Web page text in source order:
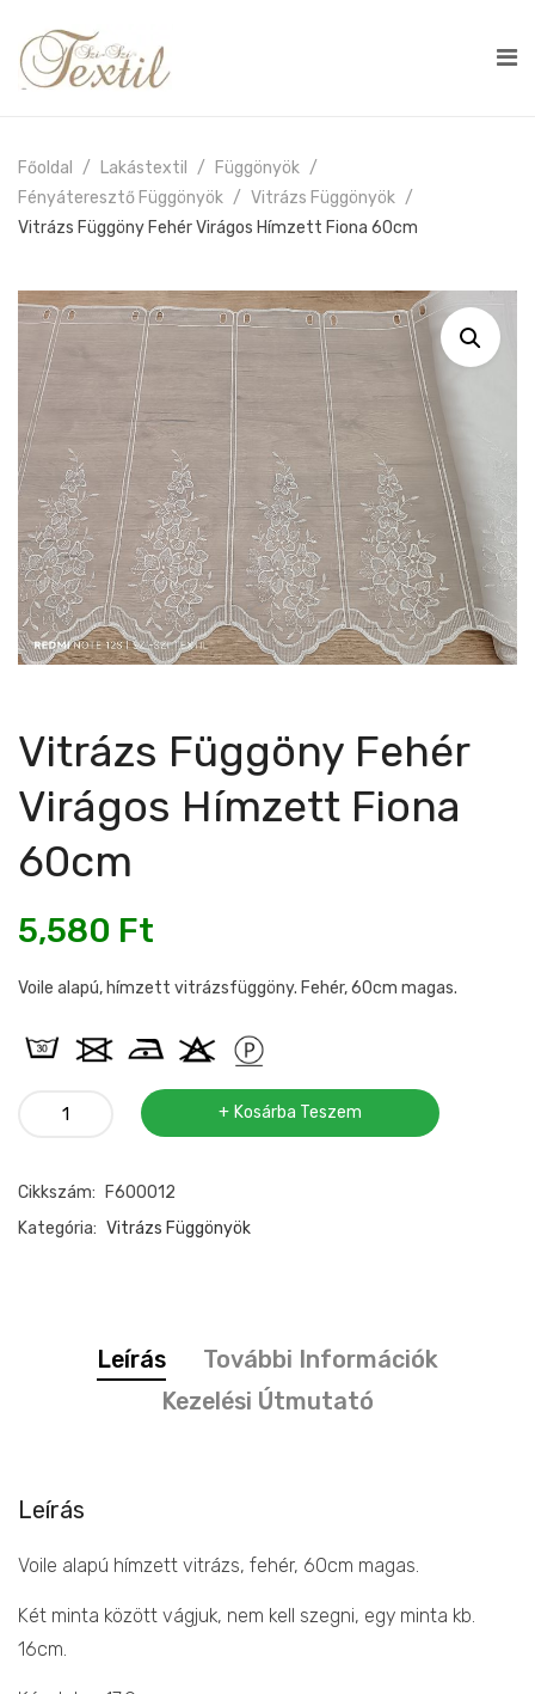
Főoldal Lakástextil
Függönyök
Fényáteresztő Függönyök
Vitrázs Függönyök
Vitrázs Függöny Fehér Virágos Hímzett Fiona 60cm
Vitrázs Függöny Fehér
Virágos Hímzett Fiona
60cm
5,580 Ft
Voile alapú, hímzett vitrázsfüggöny. Fehér, 60cm magas.
Vitrázs
virágos
hímzett
Kosárba Teszem
Cikkszám:
F600012
Kategória: Vitrázs Függönyök
Leírás
További Információk
Kezelési Útmutató
Leírás
Voile alapú hímzett vitrázs, fehér, 60cm magas.
Két minta között vágjuk, nem kell szegni, egy minta kb.
16cm.